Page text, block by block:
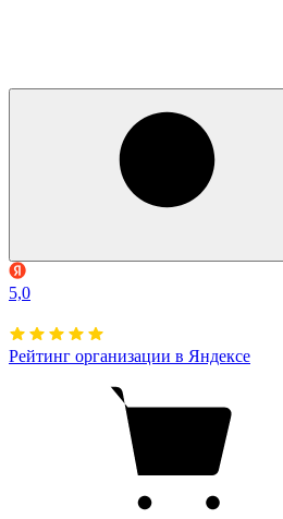
5,0
Рейтинг организации в Яндексе